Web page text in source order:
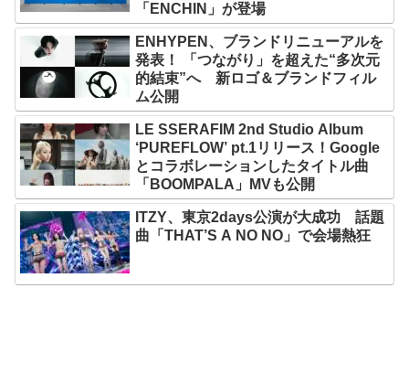
「ENCHIN」が登場
ENHYPEN、ブランドリニューアルを
発表！ 「つながり」を超えた“多次元
的結束”へ 新ロゴ＆ブランドフィル
ム公開
LE SSERAFIM 2nd Studio Album
‘PUREFLOW’ pt.1リリース！Google
とコラボレーションしたタイトル曲
「BOOMPALA」MVも公開
ITZY、東京2days公演が大成功 話題
曲「THAT’S A NO NO」で会場熱狂